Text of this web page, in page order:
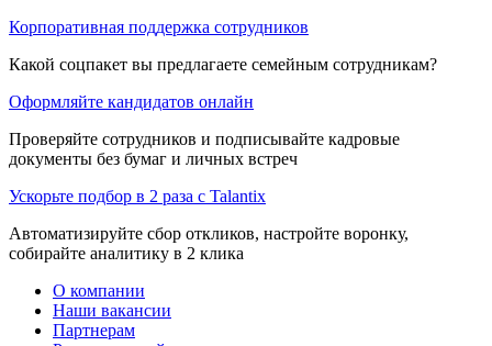
Корпоративная поддержка сотрудников
Какой соцпакет вы предлагаете семейным сотрудникам?
Оформляйте кандидатов онлайн
Проверяйте сотрудников и подписывайте кадровые
документы без бумаг и личных встреч
Ускорьте подбор в 2 раза с Talantix
Автоматизируйте сбор откликов, настройте воронку,
собирайте аналитику в 2 клика
О компании
Наши вакансии
Партнерам